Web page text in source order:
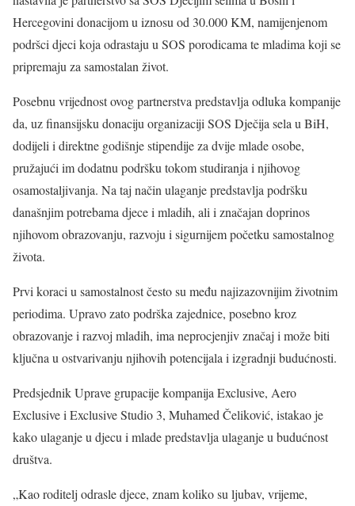
Hercegovini donacijom u iznosu od 30.000 KM, namijenjenom
podršci djeci koja odrastaju u SOS porodicama te mladima koji se
pripremaju za samostalan život.
Posebnu vrijednost ovog partnerstva predstavlja odluka kompanije
da, uz finansijsku donaciju organizaciji SOS Dječija sela u BiH,
dodijeli i direktne godišnje stipendije za dvije mlade osobe,
pružajući im dodatnu podršku tokom studiranja i njihovog
osamostaljivanja. Na taj način ulaganje predstavlja podršku
današnjim potrebama djece i mladih, ali i značajan doprinos
njihovom obrazovanju, razvoju i sigurnijem početku samostalnog
života.
Prvi koraci u samostalnost često su među najizazovnijim životnim
periodima. Upravo zato podrška zajednice, posebno kroz
obrazovanje i razvoj mladih, ima neprocjenjiv značaj i može biti
ključna u ostvarivanju njihovih potencijala i izgradnji budućnosti.
Predsjednik Uprave grupacije kompanija Exclusive, Aero
Exclusive i Exclusive Studio 3, Muhamed Čeliković, istakao je
kako ulaganje u djecu i mlade predstavlja ulaganje u budućnost
društva.
„Kao roditelj odrasle djece, znam koliko su ljubav, vrijeme,